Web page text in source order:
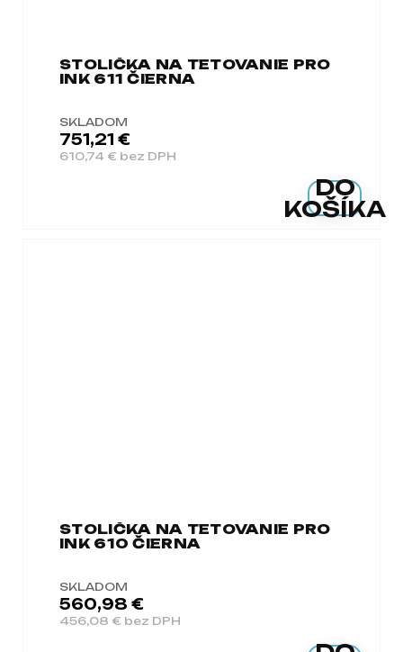
STOLIČKA NA TETOVANIE PRO
INK 611 ČIERNA
SKLADOM
610,74 € bez DPH
751,21 €
DO
KOŠÍKA
STOLIČKA NA TETOVANIE PRO
INK 610 ČIERNA
SKLADOM
456,08 € bez DPH
560,98 €